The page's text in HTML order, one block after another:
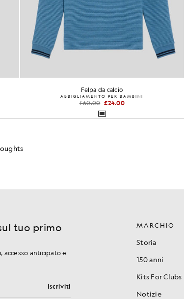
Felpa da calcio
ABBIGLIAMENTO PER BAMBINI
£60.00 £24.00
tuo primo
anticipato e
Iscriviti
MARCHIO
Storia
150 anni
Kits For Clubs
Notizie